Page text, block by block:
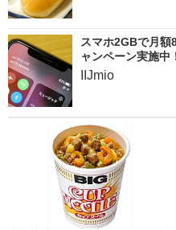
スマホ2GBで月額
ャンペーン実施中
IIJmio